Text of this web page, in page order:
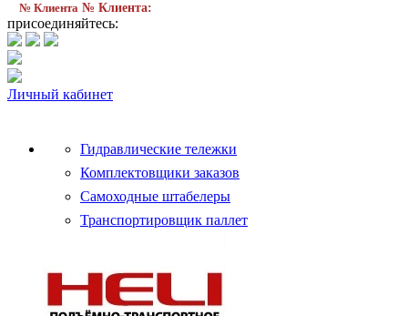
№ Клиента № Клиента:
присоединяйтесь:
Личный кабинет
Гидравлические тележки
Комплектовщики заказов
Самоходные штабелеры
Транспортировщик паллет